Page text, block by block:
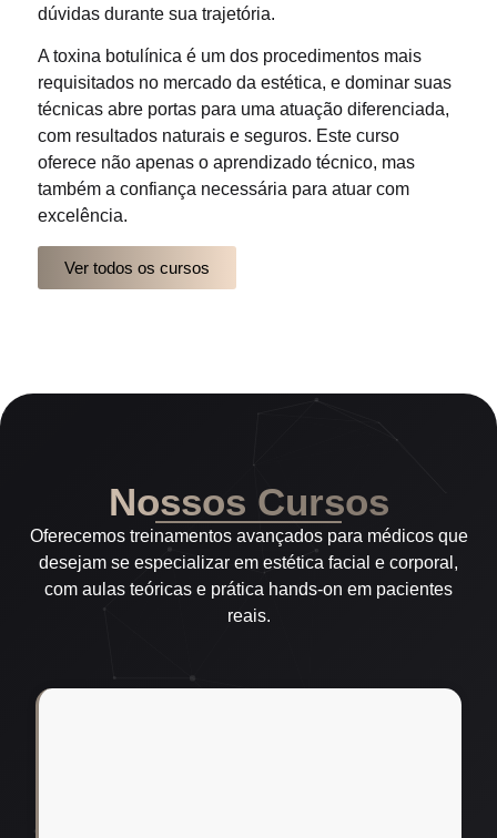
dúvidas durante sua trajetória.
A toxina botulínica é um dos procedimentos mais
requisitados no mercado da estética, e dominar suas
técnicas abre portas para uma atuação diferenciada,
com resultados naturais e seguros. Este curso
oferece não apenas o aprendizado técnico, mas
também a confiança necessária para atuar com
excelência.
Ver todos os cursos
Nossos Cursos
Oferecemos treinamentos avançados para médicos que
desejam se especializar em estética facial e corporal,
com aulas teóricas e prática hands-on em pacientes
reais.